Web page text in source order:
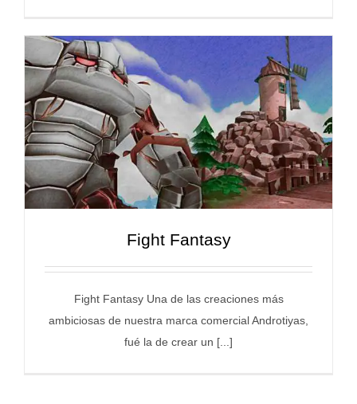
Fight Fantasy
Fight Fantasy Una de las creaciones más
ambiciosas de nuestra marca comercial Androtiyas,
fué la de crear un [...]